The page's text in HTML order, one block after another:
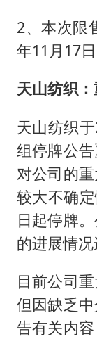
2、本次限
年11月17日
天山纺织
天山纺织
组停牌公
对公司的
较大不确
日起停牌
的进展情况
目前公司
但因缺乏
告有关内